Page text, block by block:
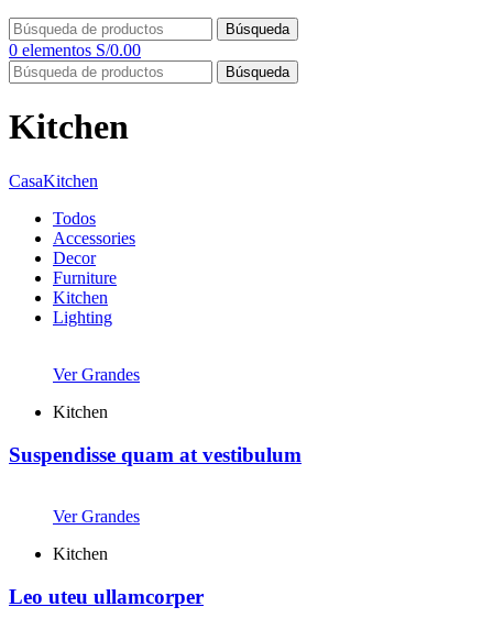
Búsqueda
0 elementos S/0.00
Búsqueda
Kitchen
CasaKitchen
Todos
Accessories
Decor
Furniture
Kitchen
Lighting
Ver Grandes
Kitchen
Suspendisse quam at vestibulum
Ver Grandes
Kitchen
Leo uteu ullamcorper